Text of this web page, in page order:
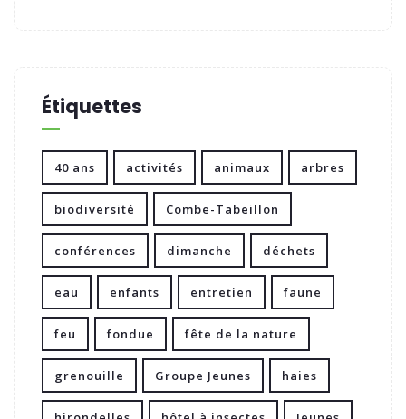
Étiquettes
40 ans activités animaux arbres
biodiversité Combe-Tabeillon
conférences dimanche déchets
eau enfants entretien faune
feu fondue fête de la nature
grenouille Groupe Jeunes haies